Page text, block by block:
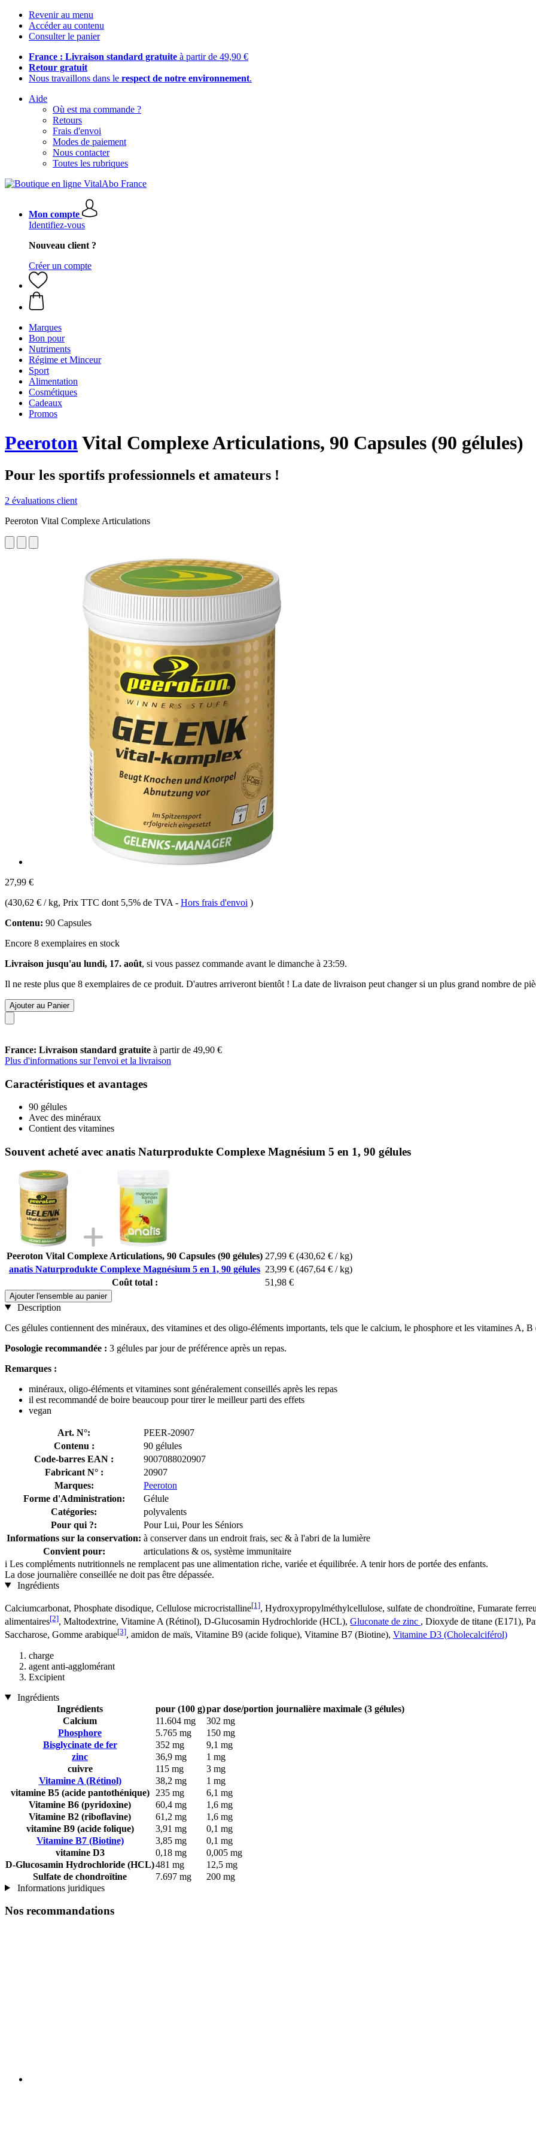
Revenir au menu
Accéder au contenu
Consulter le panier
France : Livraison standard gratuite à partir de 49,90 €
Retour gratuit
Nous travaillons dans le respect de notre environnement.
Aide
Où est ma commande ?
Retours
Frais d'envoi
Modes de paiement
Nous contacter
Toutes les rubriques
Mon compte
Identifiez-vous
Nouveau client ?
Créer un compte
Marques
Bon pour
Nutriments
Régime et Minceur
Sport
Alimentation
Cosmétiques
Cadeaux
Promos
PeerotonVital Complexe Articulations, 90 Capsules (90 gélules)
Pour les sportifs professionnels et amateurs !
2 évaluations client
Peeroton Vital Complexe Articulations
27,99 €
(430,62 € / kg, Prix TTC dont 5,5% de TVA - Hors frais d'envoi )
Contenu: 90 Capsules
Encore 8 exemplaires en stock
Livraison jusqu'au lundi, 17. août, si vous passez commande avant le dimanche à 23:59.
Il ne reste plus que 8 exemplaires de ce produit. D'autres arriveront bientôt ! La date de livraison peut changer si un plus grand nombre de
Ajouter au Panier
France: Livraison standard gratuite à partir de 49,90 €
Plus d'informations sur l'envoi et la livraison
Caractéristiques et avantages
90 gélules
Avec des minéraux
Contient des vitamines
Souvent acheté avec anatis Naturprodukte Complexe Magnésium 5 en 1, 90 gélules
Peeroton Vital Complexe Articulations, 90 Capsules (90 gélules) 27,99 € (430,62 € / kg)
anatis Naturprodukte Complexe Magnésium 5 en 1, 90 gélules 23,99 € (467,64 € / kg)
Coût total :
51,98 €
Ajouter l'ensemble au panier
Description
Ces gélules contiennent des minéraux, des vitamines et des oligo-éléments importants, tels que le calcium, le phosphore et les vitamines A, B
Posologie recommandée : 3 gélules par jour de préférence après un repas.
Remarques :
minéraux, oligo-éléments et vitamines sont généralement conseillés après les repas
il est recommandé de boire beaucoup pour tirer le meilleur parti des effets
vegan
Art. N°:
PEER-20907
Contenu :
90 gélules
Code-barres EAN :
9007088020907
Fabricant N° :
20907
Marques:
Peeroton
Forme d'Administration:
Gélule
Catégories:
polyvalents
Pour qui ?:
Pour Lui, Pour les Séniors
Informations sur la conservation: à conserver dans un endroit frais, sec & à l'abri de la lumière
Convient pour:
articulations & os, système immunitaire
i Les compléments nutritionnels ne remplacent pas une alimentation riche, variée et équilibrée. A tenir hors de portée des enfants.
La dose journalière conseillée ne doit pas être dépassée.
Ingrédients
Calciumcarbonat, Phosphate disodique, Cellulose microcristalline[1], Hydroxypropylméthylcellulose, sulfate de chondroïtine, Fumarate
alimentaires[2], Maltodextrine, Vitamine A (Rétinol), D-Glucosamin Hydrochloride (HCL), Gluconate de zinc , Dioxyde de titane (E171),
Saccharose, Gomme arabique[3], amidon de maïs, Vitamine B9 (acide folique), Vitamine B7 (Biotine), Vitamine D3 (Cholecalciférol)
charge
agent anti-agglomérant
Excipient
Ingrédients
Ingrédients
pour (100 g)par dose/portion journalière maximale (3 gélules)
Calcium
11.604 mg
302 mg
Phosphore
5.765 mg
150 mg
Bisglycinate de fer
352 mg
9,1 mg
zinc
36,9 mg
1 mg
cuivre
115 mg
3 mg
Vitamine A (Rétinol)
38,2 mg
1 mg
vitamine B5 (acide pantothénique)
235 mg
6,1 mg
Vitamine B6 (pyridoxine)
60,4 mg
1,6 mg
Vitamine B2 (riboflavine)
61,2 mg
1,6 mg
vitamine B9 (acide folique)
3,91 mg
0,1 mg
Vitamine B7 (Biotine)
3,85 mg
0,1 mg
vitamine D3
0,18 mg
0,005 mg
D-Glucosamin Hydrochloride (HCL)481 mg
12,5 mg
Sulfate de chondroïtine
7.697 mg
200 mg
Informations juridiques
Nos recommandations